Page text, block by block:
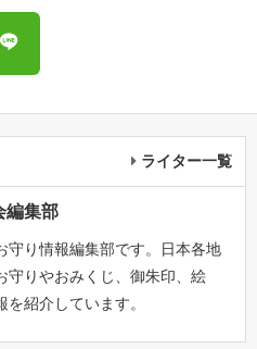
ライター一覧
編集部
守り情報編集部です。日本各地
守りやおみくじ、御朱印、絵
を紹介しています。